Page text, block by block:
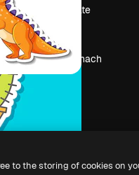
Deine Inhalte
verkaufen
Pressesaal
Suchst du nach
magnific.ai
to the storing of cookies on